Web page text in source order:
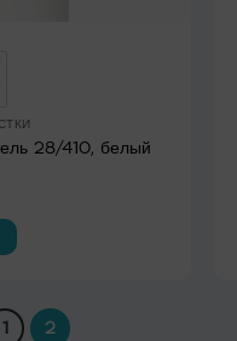
28/410, белый
1 2